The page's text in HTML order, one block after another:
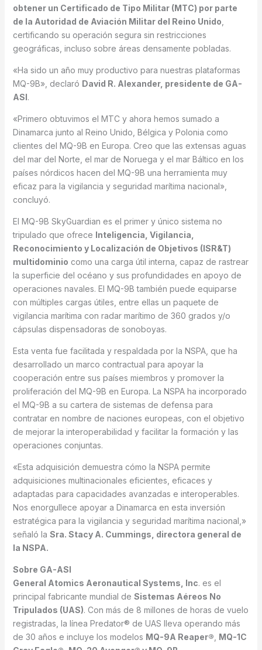
obtener un Certificado de Tipo Militar (MTC) por parte
de la Autoridad de Aviación Militar del Reino Unido
certificando su operación segura sin restricciones
geográficas, incluso sobre áreas densamente pobladas.
«Ha sido un año muy productivo para nuestras plataformas
MQ-9B», declaró David R. Alexander, presidente de GA-
ASI.
«Primero obtuvimos el MTC y ahora hemos sumado a
Dinamarca junto al Reino Unido, Bélgica y Polonia como
clientes del MQ-9B en Europa. Creo que las extensas aguas
del mar del Norte, el mar de Noruega y el mar Báltico en los
países nórdicos hacen del MQ-9B una herramienta muy
eficaz para la vigilancia y seguridad marítima nacional»,
concluyó.
El MQ-9B SkyGuardian es el primer y único sistema no
tripulado que ofrece Inteligencia, Vigilancia,
Reconocimiento y Localización de Objetivos (ISR&T)
multidominio como una carga útil interna, capaz de rastrear
la superficie del océano y sus profundidades en apoyo de
operaciones navales. El MQ-9B también puede equiparse
con múltiples cargas útiles, entre ellas un paquete de
vigilancia marítima con radar marítimo de 360 grados y/o
cápsulas dispensadoras de sonoboyas.
Esta venta fue facilitada y respaldada por la NSPA, que ha
desarrollado un marco contractual para apoyar la
cooperación entre sus países miembros y promover la
proliferación del MQ-9B en Europa. La NSPA ha incorporado
el MQ-9B a su cartera de sistemas de defensa para
contratar en nombre de naciones europeas, con el objetivo
de mejorar la interoperabilidad y facilitar la formación y las
operaciones conjuntas.
«Esta adquisición demuestra cómo la NSPA permite
adquisiciones multinacionales eficientes, eficaces y
adaptadas para capacidades avanzadas e interoperables.
Nos enorgullece apoyar a Dinamarca en esta inversión
estratégica para la vigilancia y seguridad marítima nacional,»
señaló la Sra. Stacy A. Cummings, directora general de
la NSPA.
Sobre GA-ASI
General Atomics Aeronautical Systems, Inc. es el
principal fabricante mundial de Sistemas Aéreos No
Tripulados (UAS). Con más de 8 millones de horas de vuelo
registradas, la línea Predator® de UAS lleva operando más
de 30 años e incluye los modelos MQ-9A Reaper® MQ-1C